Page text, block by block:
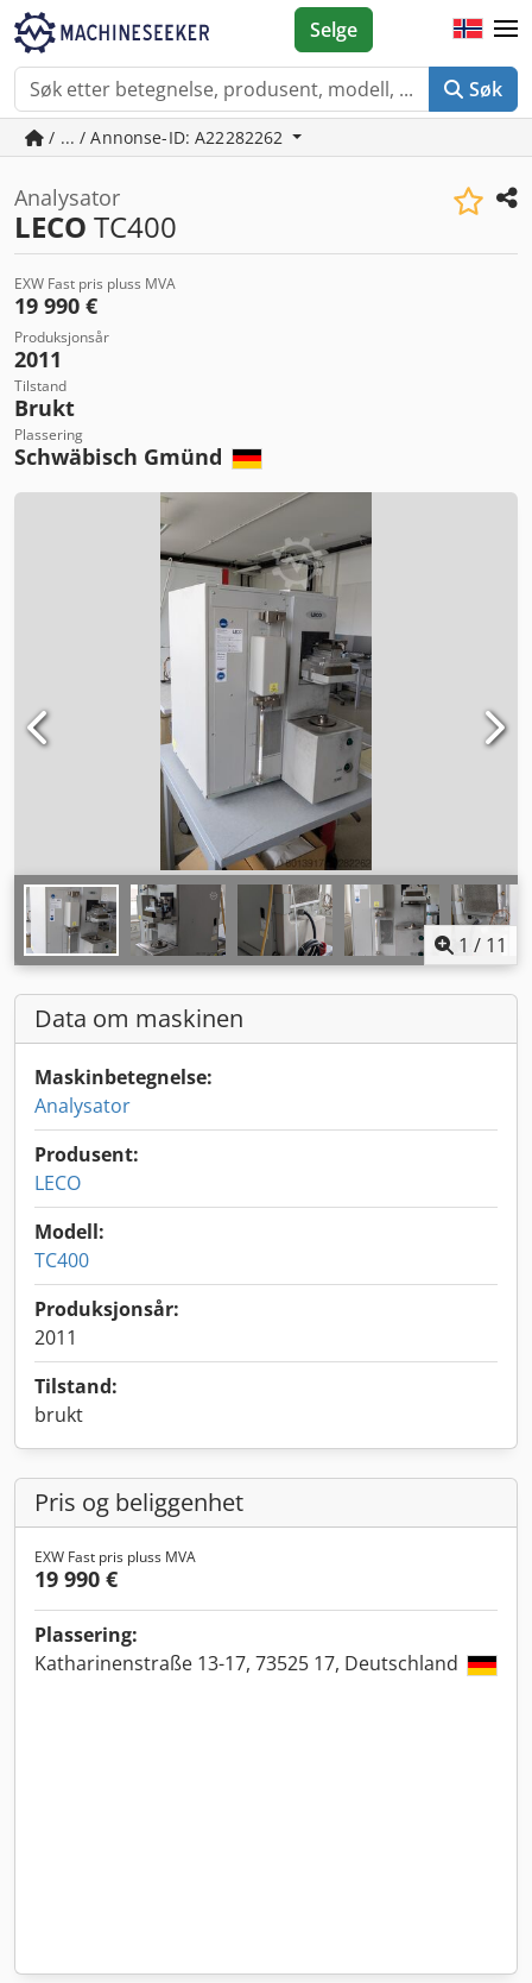
Søk
Selge
/ ... / Annonse-ID: A22282262
Analysator
LECO TC400
EXW Fast pris pluss MVA
19 990 €
Produksjonsår
2011
Tilstand
Brukt
Plassering
Schwäbisch Gmünd
1 / 11
Data om maskinen
Maskinbetegnelse:
Analysator
Produsent:
LECO
Modell:
TC400
Produksjonsår:
2011
Tilstand:
brukt
Pris og beliggenhet
EXW Fast pris pluss MVA
19 990 €
Plassering:
Katharinenstraße 13-17, 73525 17, Deutschland